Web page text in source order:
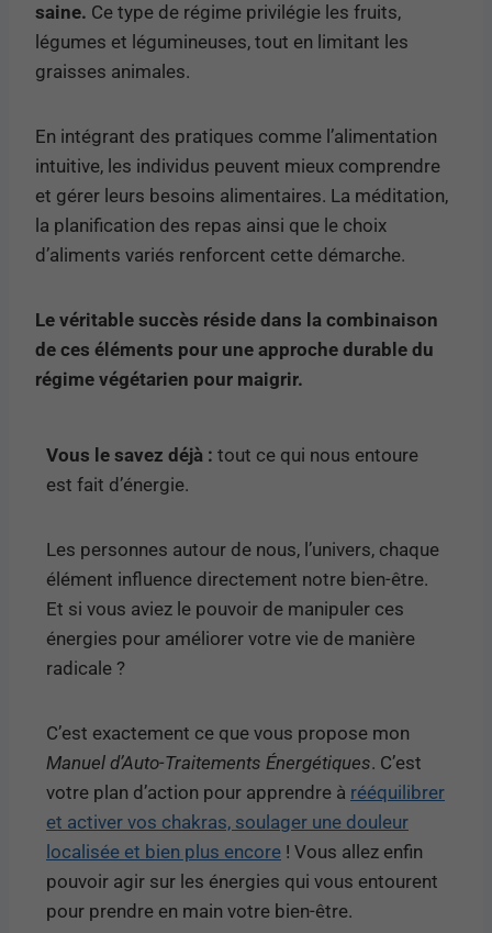
saine. Ce type de régime privilégie les fruits,
légumes et légumineuses, tout en limitant les
graisses animales.
En intégrant des pratiques comme l’alimentation
intuitive, les individus peuvent mieux comprendre
et gérer leurs besoins alimentaires. La méditation,
la planification des repas ainsi que le choix
d’aliments variés renforcent cette démarche.
Le véritable succès réside dans la combinaison
de ces éléments pour une approche durable du
régime végétarien pour maigrir.
Vous le savez déjà : tout ce qui nous entoure
est fait d’énergie.
Les personnes autour de nous, l’univers, chaque
élément influence directement notre bien-être.
Et si vous aviez le pouvoir de manipuler ces
énergies pour améliorer votre vie de manière
radicale ?
C’est exactement ce que vous propose mon
Manuel d’Auto-Traitements Énergétiques. C’est
votre plan d’action pour apprendre à rééquilibrer
et activer vos chakras, soulager une douleur
localisée et bien plus encore ! Vous allez enfin
pouvoir agir sur les énergies qui vous entourent
pour prendre en main votre bien-être.